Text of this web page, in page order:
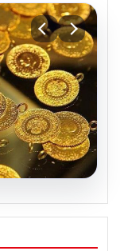
Altın